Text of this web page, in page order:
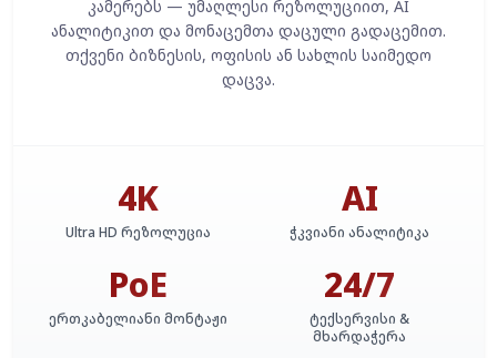
კამერებს — უმაღლესი რეზოლუციით, AI
ანალიტიკით და მონაცემთა დაცული გადაცემით.
თქვენი ბიზნესის, ოფისის ან სახლის საიმედო
დაცვა.
4K
Ultra HD რეზოლუცია
AI
ჭკვიანი ანალიტიკა
PoE
ერთკაბელიანი მონტაჟი
24/7
ტექსერვისი &
მხარდაჭერა